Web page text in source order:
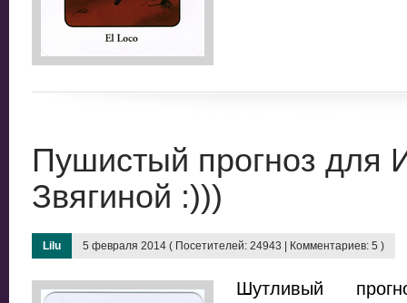
Пушистый прогноз для
Звягиной :)))
Lilu 5 февраля 2014 ( Посетителей: 24943 | Комментариев: 5 )
Шутливый